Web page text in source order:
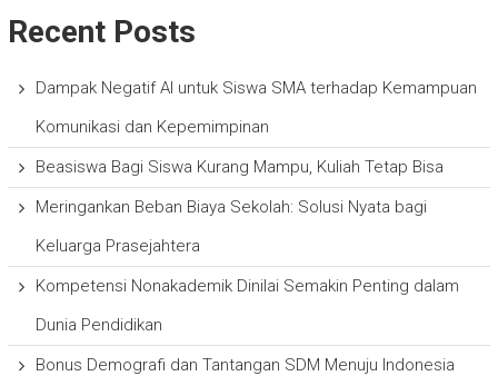
Recent Posts
Dampak Negatif AI untuk Siswa SMA terhadap Kemampuan
Komunikasi dan Kepemimpinan
Beasiswa Bagi Siswa Kurang Mampu, Kuliah Tetap Bisa
Meringankan Beban Biaya Sekolah: Solusi Nyata bagi
Keluarga Prasejahtera
Kompetensi Nonakademik Dinilai Semakin Penting dalam
Dunia Pendidikan
Bonus Demografi dan Tantangan SDM Menuju Indonesia